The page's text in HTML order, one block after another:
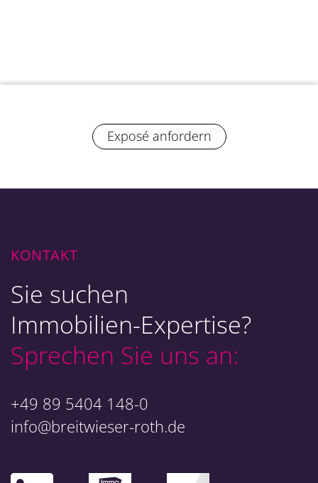
Exposé anfordern
KONTAKT
Sie suchen
Immobilien-Expertise?
Sprechen Sie uns an:
+49 89 5404 148-0
info@breitwieser-roth.de